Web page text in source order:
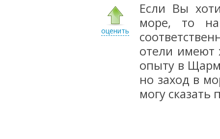
оценить
Если Вы
море, то
отели имеют
опыту в
но заход в
могу